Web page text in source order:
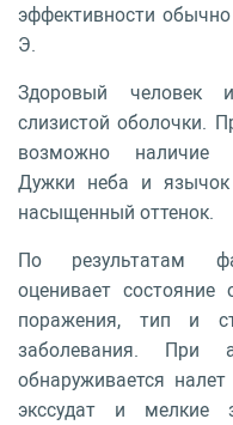
эффективности
Э.
Здоровый человек
слизистой оболочки.
возможно наличие
Дужки неба и
насыщенный оттенок.
По результатам
оценивает состояние
поражения, тип и
заболевания. При
обнаруживается
экссудат и мелкие